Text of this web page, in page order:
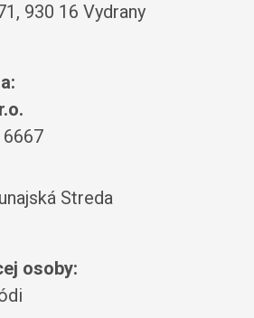
930 16 Vydrany
Streda
osoby: